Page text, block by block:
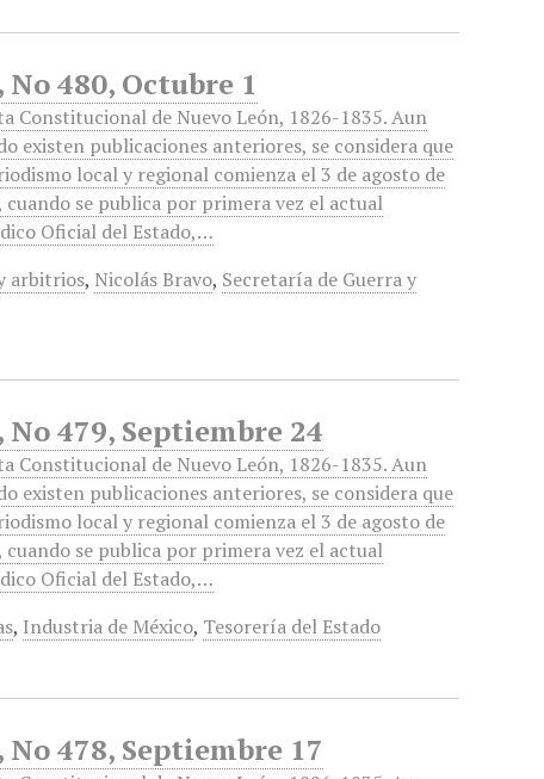
480, Octubre 1
Constitucional de Nuevo León, 1826-1835. Aun
existen publicaciones anteriores, se considera que
local y regional comienza el 3 de agosto de
cuando se publica por primera vez el actual
Oficial del Estado,…
arbitrios, Nicolás Bravo, Secretaría de Guerra y
479, Septiembre 24
Constitucional de Nuevo León, 1826-1835. Aun
existen publicaciones anteriores, se considera que
local y regional comienza el 3 de agosto de
cuando se publica por primera vez el actual
Oficial del Estado,…
, Industria de México, Tesorería del Estado
478, Septiembre 17